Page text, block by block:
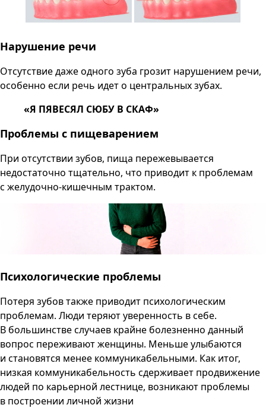
Нарушение речи
Отсутствие даже одного зуба грозит нарушением речи,
особенно если речь идет о центральных зубах.
«Я ПЯВЕСЯЛ СЮБУ В СКАФ»
Проблемы с пищеварением
При отсутствии зубов, пища пережевывается
недостаточно тщательно, что приводит к проблемам
с желудочно-кишечным трактом.
Психологические проблемы
Потеря зубов также приводит психологическим
проблемам. Люди теряют уверенность в себе.
В большинстве случаев крайне болезненно данный
вопрос переживают женщины. Меньше улыбаются
и становятся менее коммуникабельными. Как итог,
низкая коммуникабельность сдерживает продвижение
людей по карьерной лестнице, возникают проблемы
в построении личной жизни